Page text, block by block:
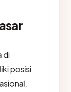
di
posisi